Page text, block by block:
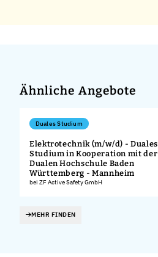
Ähnliche Angebote
Duales Studium
Elektrotechnik (m/w/d) - Duales
Studium in Kooperation mit der
Dualen Hochschule Baden
Württemberg - Mannheim
bei ZF Active Safety GmbH
MEHR FINDEN